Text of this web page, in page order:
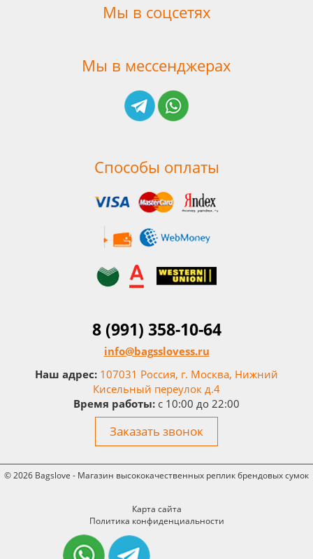
Мы в соцсетях
Мы в мессенджерах
Способы оплаты
8 (991) 358-10-64
info@bagsslovess.ru
Наш адрес: 107031 Россия, г. Москва, Нижний
Кисельный переулок д.4
Время работы: c 10:00 до 22:00
Заказать звонок
© 2026 Bagslove - Магазин высококачественных реплик брендовых сумок
Карта сайта
Политика конфиденциальности